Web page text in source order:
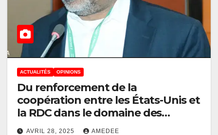
ACTUALITÉS OPINIONS
Du renforcement de la
coopération entre les États-Unis et
la RDC dans le domaine des
minéraux critiques
AVRIL 28, 2025 AMEDEE